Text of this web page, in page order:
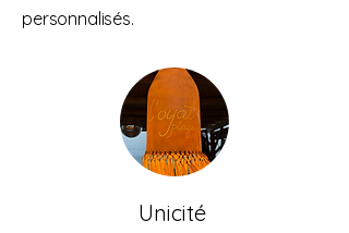
personnalisés.
Unicité